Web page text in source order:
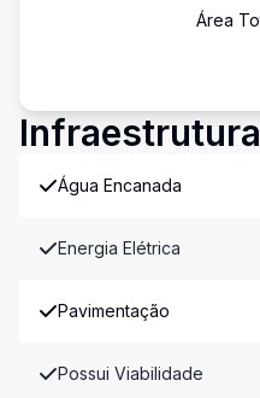
Área
Infraestrutura
Água Encanada
Energia Elétrica
Pavimentação
Possui Viabilidade